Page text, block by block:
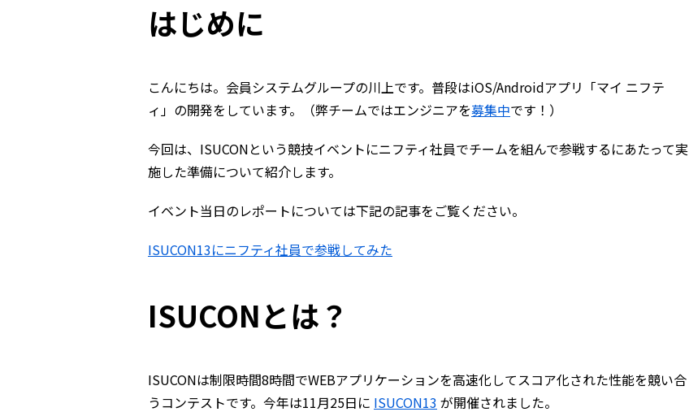
はじめに
こんにちは。会員システムグループの川上です。普段はiOS/Androidアプリ「マイ ニフテ
ィ」の開発をしています。（弊チームではエンジニアを募集中です！）
今回は、ISUCONという競技イベントにニフティ社員でチームを組んで参戦するにあたって実
施した準備について紹介します。
イベント当日のレポートについては下記の記事をご覧ください。
ISUCON13にニフティ社員で参戦してみた
ISUCONとは？
ISUCONは制限時間8時間でWEBアプリケーションを高速化してスコア化された性能を競い合
うコンテストです。今年は11月25日に ISUCON13 が開催されました。